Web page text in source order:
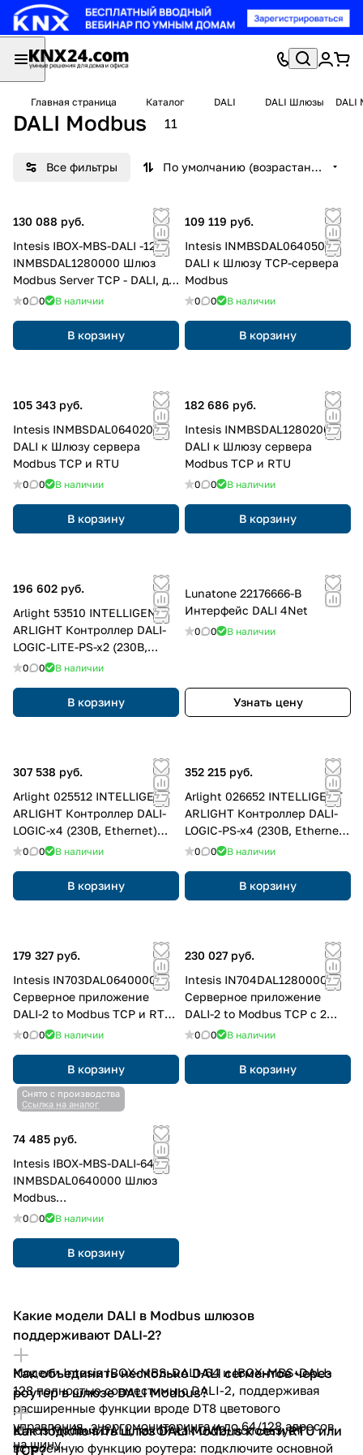
Главная страница Каталог DALI DALI Шлюзы DALI
DALI Modbus 11
Все фильтры По умолчанию (возрастание)
130 088 руб.
Intesis IBOX-MBS-DALI -128
INMBSDAL1280000 Шлюз
Modbus Server TCP - DALI, до
128 DALI балластов, 2 DALI
0 0 В наличии
В корзину
109 119 руб.
Intesis INMBSDAL0640500
DALI к Шлюзу TCP-сервера
Modbus
0 0 В наличии
В корзину
105 343 руб.
Intesis INMBSDAL0640200
DALI к Шлюзу сервера
Modbus TCP и RTU
0 0 В наличии
В корзину
182 686 руб.
Intesis INMBSDAL1280200
DALI к Шлюзу сервера
Modbus TCP и RTU
0 0 В наличии
В корзину
196 602 руб.
Arlight 53510 INTELLIGENT
ARLIGHT Контроллер DALI-
LOGIC-LITE-PS-x2 (230B,
Ethernet) (IARL, IP20
0 0 В наличии
В корзину
Lunatone 22176666-B
Интерфейс DALI 4Net
0 0 В наличии
Узнать цену
307 538 руб.
Arlight 025512 INTELLIGENT
ARLIGHT Контроллер DALI-
LOGIC-x4 (230B, Ethernet)
(IARL, -)
0 0 В наличии
В корзину
352 215 руб.
Arlight 026652 INTELLIGENT
ARLIGHT Контроллер DALI-
LOGIC-PS-x4 (230B, Ethernet)
(IARL, -)
0 0 В наличии
В корзину
179 327 руб.
Intesis IN703DAL0640000
Серверное приложение
DALI-2 to Modbus TCP и RTU
с 1 каналом DALI
0 0 В наличии
В корзину
230 027 руб.
Intesis IN704DAL1280000
Серверное приложение
DALI-2 to Modbus TCP с 2
каналами DALI
0 0 В наличии
В корзину
Снято с производства
Ссылка на аналог
74 485 руб.
Intesis IBOX-MBS-DALI-64
INMBSDAL0640000 Шлюз
Modbus
RTU(RS232,RS485)/TCP
балластов контроллер
0 0 В наличии
В корзину
Какие модели DALI в Modbus шлюзов
поддерживают DALI-2?
Модели Intesis IBOX-MBS-DALI-64 и IBOX-MBS-DALI-
128 полностью совместимы с DALI-2, поддерживая
расширенные функции вроде DT8 цветового
управления, энергомониторинга и до 64/128 адресов
на шину.
Как объединить несколько DALI сегментов через
роутер в шлюзе DALI Modbus?
Шлюз Modbus DALI, такой как GW2, использует
встроенную функцию роутера: подключите основной
Как подключить шлюз DALI Modbus к сети RTU или
TCP?